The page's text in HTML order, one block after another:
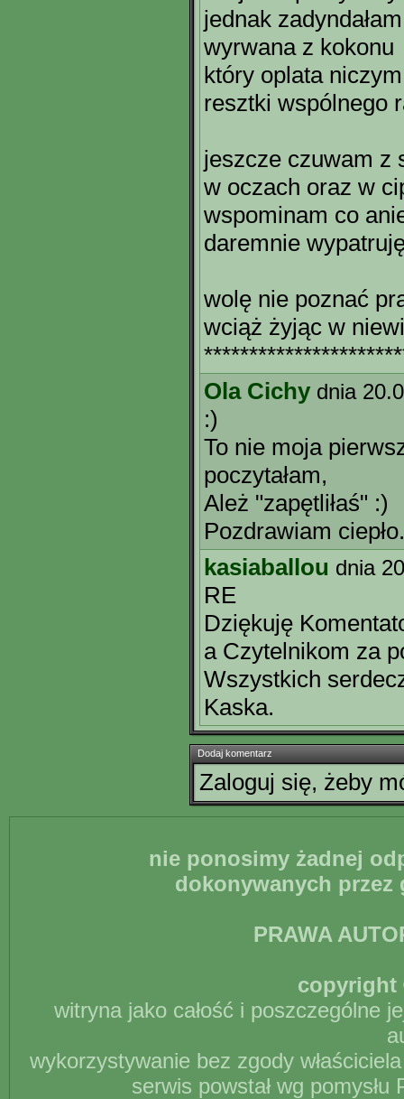
jednak
wyrwana z kokonu
który oplata
resztki wspólnego
jeszcze czuwam z
w oczach oraz w
wspominam co
daremnie
wolę nie poznać
wciąż żyjąc w
Ola Cichy dnia
:)
To nie moja
poczytałam,
Ależ "zapętliłaś" :)
Pozdrawiam
kasiaballou dnia
RE
Dziękuję
a Czytelnikom za
Wszystkich
Kaska.
Dodaj komentarz
Zaloguj się, żeby
nie ponosimy żadnej
dokonywanych
PRAWA
copyright
witryna jako całość i poszczególne
wykorzystywanie bez zgody
serwis powstał wg